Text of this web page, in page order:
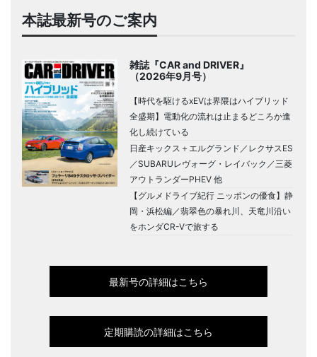
本誌最新号のご案内
雑誌『CAR and DRIVER』
（2026年9月号）
【時代を駆けるxEVは界隈はハイブリッド
全盛期】電動化の流れは止まるどころか進
化し続けている
日産キックス＋エルグランド／レクサスES
／SUBARUレヴォーグ・レイバック／三菱
アウトランダーPHEV 他
【グルメドライブ紀行 ニッポンの優食】静
岡・浜松編／翡翠色の暴れ川、天竜川沿い
をホンダCR-Vで旅する
最新号の詳細はこちら
定期購読の詳細はこちら